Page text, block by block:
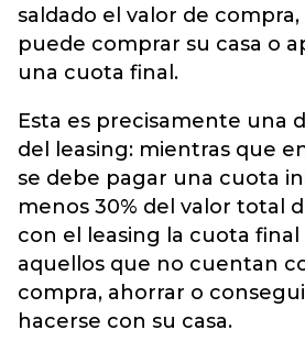
saldado el valor de
puede comprar su casa o
una cuota final.
Esta es precisamente una
del leasing: mientras que
se debe pagar una cuota
menos 30% del valor total
con el leasing la cuota
aquellos que no cuentan
compra, ahorrar o
hacerse con su casa.